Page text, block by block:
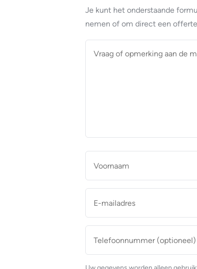
Je kunt het onderstaande
nemen of om direct een
mailadres *
(optioneel)